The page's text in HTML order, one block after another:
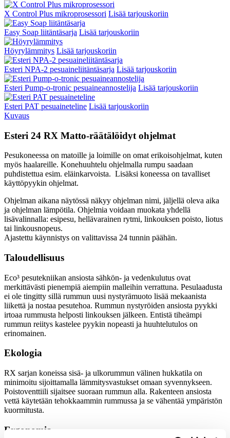
X Control Plus mikroprosessori Lisää tarjouskoriin
Easy Soap liitäntäsarja Lisää tarjouskoriin
Höyrylämmitys Lisää tarjouskoriin
Esteri NPA-2 pesuaineliitäntäsarja Lisää tarjouskoriin
Esteri Pump-o-tronic pesuaineannostelija Lisää tarjouskoriin
Esteri PAT pesuaineteline Lisää tarjouskoriin
Kuvaus
Esteri 24 RX Matto-räätälöidyt ohjelmat
Pesukoneessa on matoille ja loimille on omat erikoisohjelmat, kuten
myös haalareille. Konehuuhtelu ohjelmalla rumpu saadaan
puhdistettua esim. eläinkarvoista. Lisäksi koneessa on tavalliset
käyttöpyykin ohjelmat.
Ohjelman aikana näytössä näkyy ohjelman nimi, jäljellä oleva aika
ja ohjelman lämpötila. Ohjelmia voidaan muokata yhdellä
lisävalinnalla: esipesu, hellävarainen rytmi, linkouksen poisto, liotus
tai linkousnopeus.
Ajastettu käynnistys on valittavissa 24 tunnin päähän.
Taloudellisuus
Eco³ pesutekniikan ansiosta sähkön- ja vedenkulutus ovat
merkittävästi pienempiä aiempiin malleihin verrattuna. Pesulaadusta
ei ole tingitty sillä rummun uusi nystyrämuoto lisää mekaanista
liikettä ja nostaa pesutehoa. Rummun nystyröiden ansiosta pyykki
irtoaa rummusta helposti linkouksen jälkeen. Entistä tiheämpi
rummun reiitys kastelee pyykin nopeasti ja huuhtelutulos on
erinomainen.
Ekologia
RX sarjan koneissa sisä- ja ulkorummun välinen hukkatila on
minimoitu sijoittamalla lämmitysvastukset omaan syvennykseen.
Poistoventtiili sijaitsee suoraan rummun alla. Rakenteen ansiosta
vettä käytetään tehokkaammin rummussa ja se vähentää ympäristön
kuormitusta.
Ergonomia